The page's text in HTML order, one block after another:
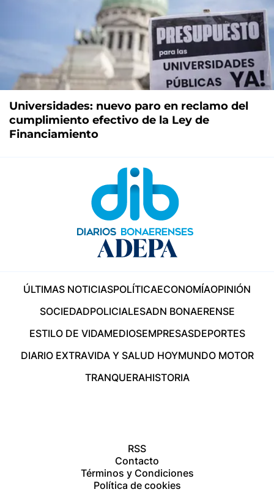
Universidades: nuevo paro en reclamo del
cumplimiento efectivo de la Ley de
Financiamiento
ÚLTIMAS NOTICIASPOLÍTICAECONOMÍAOPINIÓN
SOCIEDADPOLICIALESADN BONAERENSE
ESTILO DE VIDAMEDIOSEMPRESASDEPORTES
DIARIO EXTRAVIDA Y SALUD HOYMUNDO MOTOR
TRANQUERAHISTORIA
RSS
Contacto
Términos y Condiciones
Política de cookies